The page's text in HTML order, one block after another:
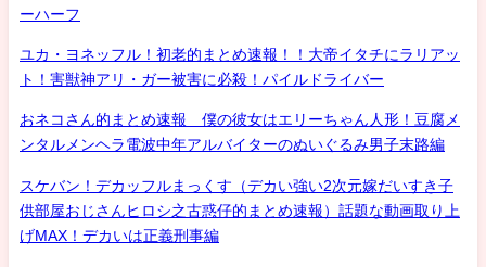
ーハーフ
ユカ・ヨネッフル！初老的まとめ速報！！大帝イタチにラリアッ
ト！害獣神アリ・ガー被害に必殺！パイルドライバー
おネコさん的まとめ速報 僕の彼女はエリーちゃん人形！豆腐メ
ンタルメンヘラ電波中年アルバイターのぬいぐるみ男子末路編
スケバン！デカッフルまっくす（デカい強い2次元嫁だいすき子
供部屋おじさんヒロシ之古惑仔的まとめ速報）話題な動画取り上
げMAX！デカいは正義刑事編